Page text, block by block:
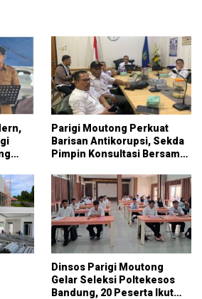
Parigi Moutong Perkuat
Barisan Antikorupsi, Sekda
Pimpin Konsultasi Bersama
Dinsos Parigi Moutong
Gelar Seleksi Poltekesos
Bandung, 20 Peserta Ikut